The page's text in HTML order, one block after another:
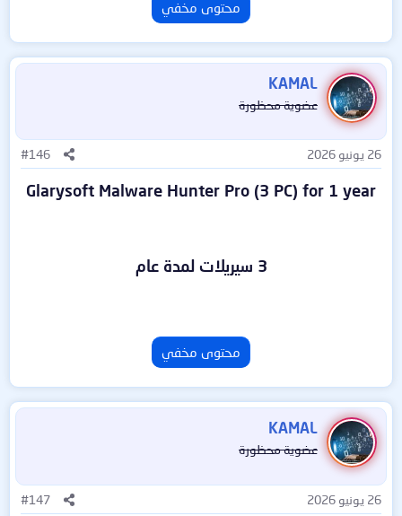
محتوى مخفي
KAMAL
عضوية محظورة
26 يونيو 2026 #146
Glarysoft Malware Hunter Pro (3 PC) for 1 year
3 سيريلات لمدة عام
محتوى مخفي
KAMAL
عضوية محظورة
26 يونيو 2026 #147